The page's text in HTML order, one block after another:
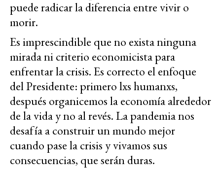
puede radicar la diferencia entre vivir o
morir.
Es imprescindible que no exista ninguna
mirada ni criterio economicista para
enfrentar la crisis. Es correcto el enfoque
del Presidente: primero lxs humanxs,
después organicemos la economía alrededor
de la vida y no al revés. La pandemia nos
desafía a construir un mundo mejor
cuando pase la crisis y vivamos sus
consecuencias, que serán duras.